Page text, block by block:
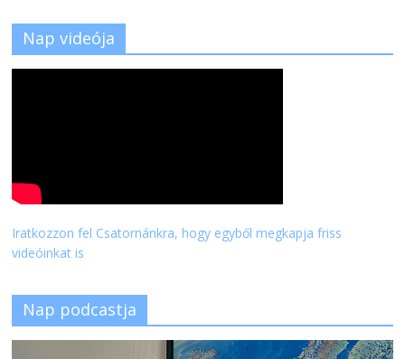
Nap videója
Iratkozzon fel Csatornánkra, hogy egyből megkapja friss
videóinkat is
Nap podcastja